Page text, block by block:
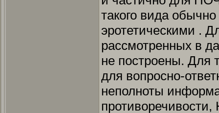
такого вида
эротетическими .
рассмотренных в
не построены. Для
для вопросно-
неполноты